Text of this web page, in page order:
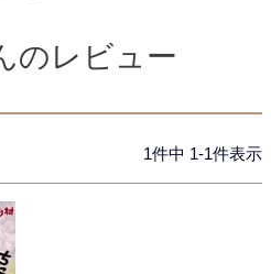
のレビュー
1件中 1-1件表示